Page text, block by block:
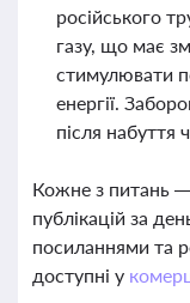
російського
газу, що має
стимулювати
енергії.
після набуття
Кожне з питань
публікацій за
посиланнями та
доступні у